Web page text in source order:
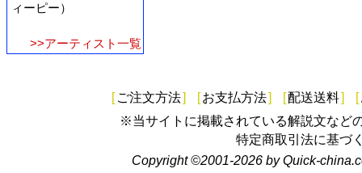
ィーピー）
>>アーティスト一覧
[ ご注文方法] [お支払方法] [配送送料] [
※当サイトに掲載されている解説文など
特定商取引法に基づ
Copyright ©2001-2026 by Quick-